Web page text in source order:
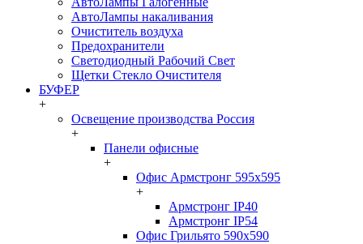
АвтоЛампы накаливания
Очиститель воздуха
Предохранители
Светодиодный Рабочий Свет
Щетки Стекло Очистителя
БУФЕР
+
Освещение производства Россия
+
Панели офисные
+
Офис Армстронг 595x595
+
Армстронг IP40
Армстронг IP54
Офис Грильято 590x590